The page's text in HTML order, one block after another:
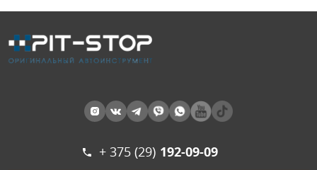
+ 375 (29) 192-09-09